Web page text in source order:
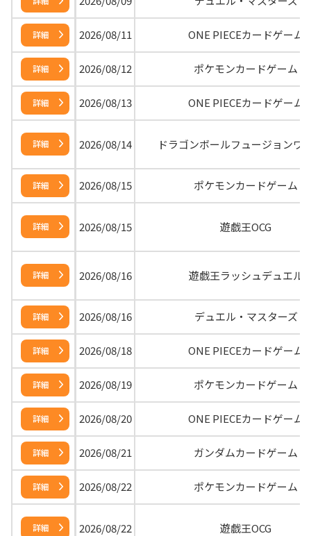
詳細 2026/08/11 ONE PIECEカードゲーム
詳細 2026/08/12 ポケモンカードゲーム
詳細 2026/08/13 ONE PIECEカードゲーム
詳細 2026/08/14 ドラゴンボールフュージョンワ
詳細 2026/08/15 ポケモンカードゲーム
詳細 2026/08/15 遊戯王OCG
詳細 2026/08/16 遊戯王ラッシュデュエル
詳細 2026/08/16 デュエル・マスターズ
詳細 2026/08/18 ONE PIECEカードゲーム
詳細 2026/08/19 ポケモンカードゲーム
詳細 2026/08/20 ONE PIECEカードゲーム
詳細 2026/08/21 ガンダムカードゲーム
詳細 2026/08/22 ポケモンカードゲーム
詳細 2026/08/22 遊戯王OCG